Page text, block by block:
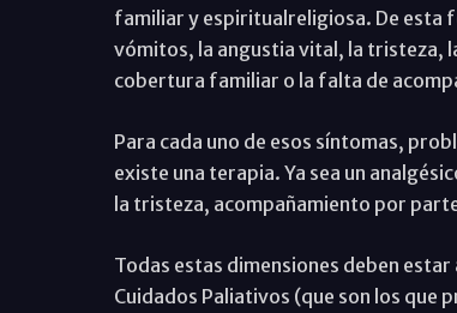
familiar y espiritualreligiosa. De esta
vómitos, la angustia vital, la tristeza,
cobertura familiar o la falta de
Para cada uno de esos síntomas,
existe una terapia. Ya sea un
la tristeza, acompañamiento por
Todas estas dimensiones deben
Cuidados Paliativos (que son los que